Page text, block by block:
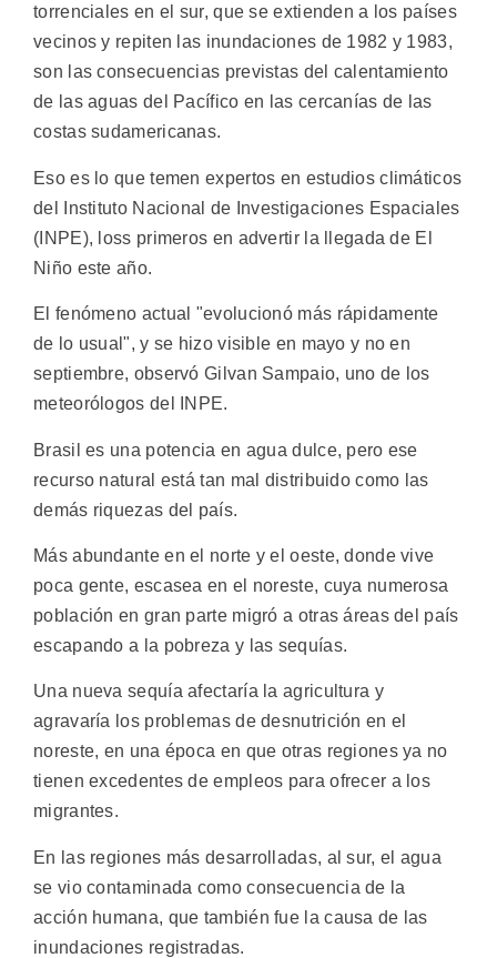
torrenciales en el sur, que se extienden a los países
vecinos y repiten las inundaciones de 1982 y 1983,
son las consecuencias previstas del calentamiento
de las aguas del Pacífico en las cercanías de las
costas sudamericanas.
Eso es lo que temen expertos en estudios climáticos
del Instituto Nacional de Investigaciones Espaciales
(INPE), loss primeros en advertir la llegada de El
Niño este año.
El fenómeno actual "evolucionó más rápidamente
de lo usual", y se hizo visible en mayo y no en
septiembre, observó Gilvan Sampaio, uno de los
meteorólogos del INPE.
Brasil es una potencia en agua dulce, pero ese
recurso natural está tan mal distribuido como las
demás riquezas del país.
Más abundante en el norte y el oeste, donde vive
poca gente, escasea en el noreste, cuya numerosa
población en gran parte migró a otras áreas del país
escapando a la pobreza y las sequías.
Una nueva sequía afectaría la agricultura y
agravaría los problemas de desnutrición en el
noreste, en una época en que otras regiones ya no
tienen excedentes de empleos para ofrecer a los
migrantes.
En las regiones más desarrolladas, al sur, el agua
se vio contaminada como consecuencia de la
acción humana, que también fue la causa de las
inundaciones registradas.